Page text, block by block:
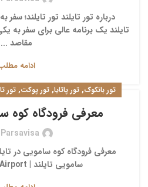
درباره تور تایلند تور تایلند؛
تایلند یک برنامه عالی برای سفر به
مقاصد ...
ادامه
تور بانکوک, تور پاتایا, تور پوکت, تور
معرفی فرودگاه کوه
Parsavisa
معرفی فرودگاه کوه سامویی در
سامویی تایلند | Samui Airport آشنا...